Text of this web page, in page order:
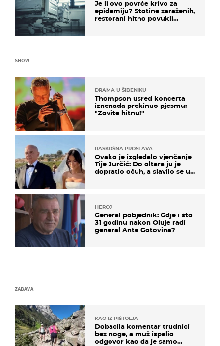
Je li ovo povrće krivo za
epidemiju? Stotine zaraženih,
restorani hitno povukli
SHOW
DRAMA U ŠIBENIKU
Thompson usred koncerta
iznenada prekinuo pjesmu:
"Zovite hitnu!"
RASKOŠNA PROSLAVA
Ovako je izgledalo vjenčanje
Tije Jurčić: Do oltara ju je
dopratio očuh, a slavilo se uz
HEROJ
General pobjednik: Gdje i što
31 godinu nakon Oluje radi
general Ante Gotovina?
ZABAVA
KAO IZ PIŠTOLJA
Dobacila komentar trudnici
bez noge, a muž ispalio
odgovor kao da je samo